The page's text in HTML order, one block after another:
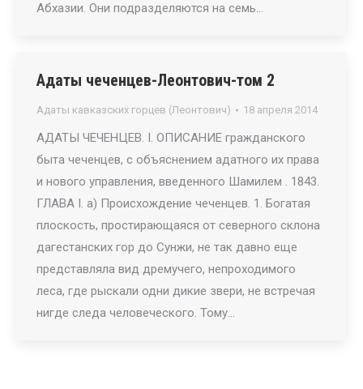
Абхазии. Они подразделяются на семь…
Адаты чеченцев-Леонтович-том 2
Адаты кавказских горцев (Леонтович) 18 апреля 2014
АДАТЫ ЧЕЧЕНЦЕВ. I. ОПИСАНИЕ гражданского
быта чеченцев, с объяснением адатного их права
и нового управления, введенного Шамилем . 1843.
ГЛАВА I. а) Происхождение чеченцев. 1. Богатая
плоскость, простирающаяся от северного склона
дагестанских гор до Сунжи, не так давно еще
представляла вид дремучего, непроходимого
леса, где рыскали одни дикие звери, не встречая
нигде следа человеческого. Тому…